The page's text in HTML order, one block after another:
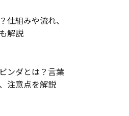
仕組みや流れ、
解説
ンダとは？言葉
注意点を解説